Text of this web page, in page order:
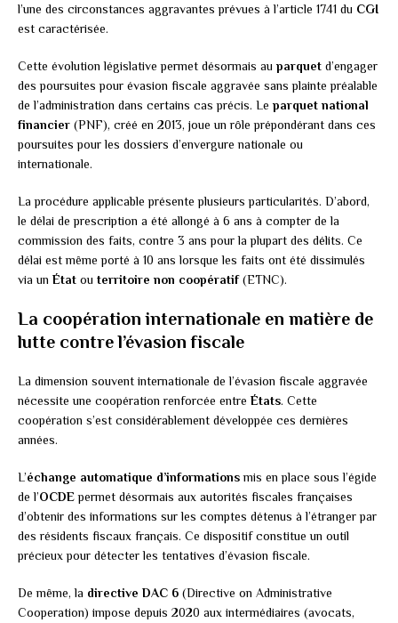
l’une des circonstances aggravantes prévues à l’article 1741 du CGI
est caractérisée.
Cette évolution législative permet désormais au parquet d’engager
des poursuites pour évasion fiscale aggravée sans plainte préalable
de l’administration dans certains cas précis. Le parquet national
financier (PNF), créé en 2013, joue un rôle prépondérant dans ces
poursuites pour les dossiers d’envergure nationale ou
internationale.
La procédure applicable présente plusieurs particularités. D’abord,
le délai de prescription a été allongé à 6 ans à compter de la
commission des faits, contre 3 ans pour la plupart des délits. Ce
délai est même porté à 10 ans lorsque les faits ont été dissimulés
via un État ou territoire non coopératif(ETNC).
La coopération internationale en matière de
lutte contre l’évasion fiscale
La dimension souvent internationale de l’évasion fiscale aggravée
nécessite une coopération renforcée entre États. Cette
coopération s’est considérablement développée ces dernières
années.
L’échange automatique d’informationsmis en place sous l’égide
de l’OCDEpermet désormais aux autorités fiscales françaises
d’obtenir des informations sur les comptes détenus à l’étranger par
des résidents fiscaux français. Ce dispositif constitue un outil
précieux pour détecter les tentatives d’évasion fiscale.
De même, la directive DAC 6 (Directive on Administrative
Cooperation) impose depuis 2020 aux intermédiaires (avocats,